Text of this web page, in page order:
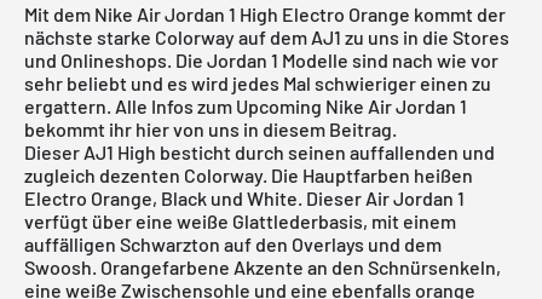
Mit dem Nike Air Jordan 1 High Electro Orange kommt der
nächste starke Colorway auf dem AJ1 zu uns in die Stores
und Onlineshops. Die Jordan 1 Modelle sind nach wie vor
sehr beliebt und es wird jedes Mal schwieriger einen zu
ergattern. Alle Infos zum Upcoming Nike Air Jordan 1
bekommt ihr hier von uns in diesem Beitrag.
Dieser AJ1 High besticht durch seinen auffallenden und
zugleich dezenten Colorway. Die Hauptfarben heißen
Electro Orange, Black und White. Dieser Air Jordan 1
verfügt über eine weiße Glattlederbasis, mit einem
auffälligen Schwarzton auf den Overlays und dem
Swoosh. Orangefarbene Akzente an den Schnürsenkeln,
eine weiße Zwischensohle und eine ebenfalls orange